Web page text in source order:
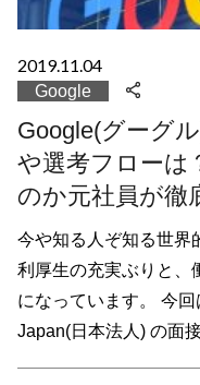
2019.11.04
Google
Google(グーグ
や選考フローは
のか元社員が徹
今や知る人ぞ知る世界
利厚生の充実ぶりと、
になっています。 今
Japan(日本法人) の面